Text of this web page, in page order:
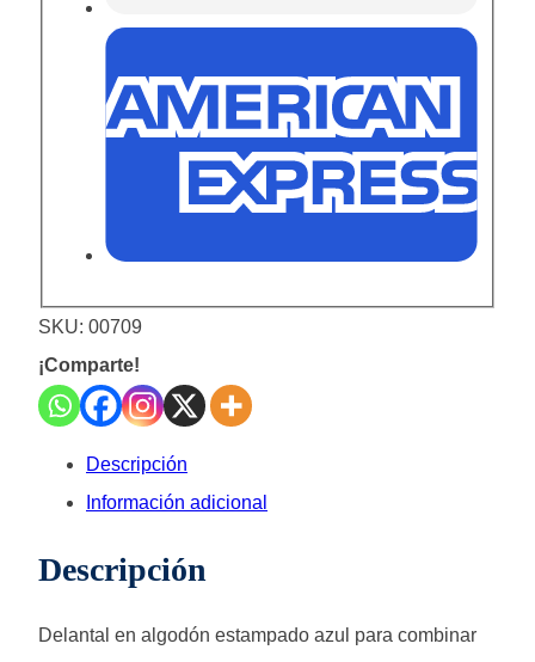
SKU: 00709
¡Comparte!
Descripción
Información adicional
Descripción
Delantal en algodón estampado azul para combinar